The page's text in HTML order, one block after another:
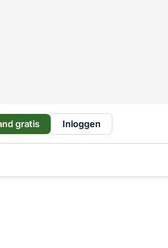
gratis Inloggen